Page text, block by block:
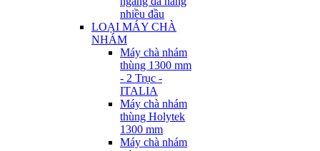
nhiều đầu
LOẠI MÁY CHÀ
NHÁM
Máy chà nhám
thùng 1300 mm
- 2 Trục -
ITALIA
Máy chà nhám
thùng Holytek
1300 mm
Máy chà nhám